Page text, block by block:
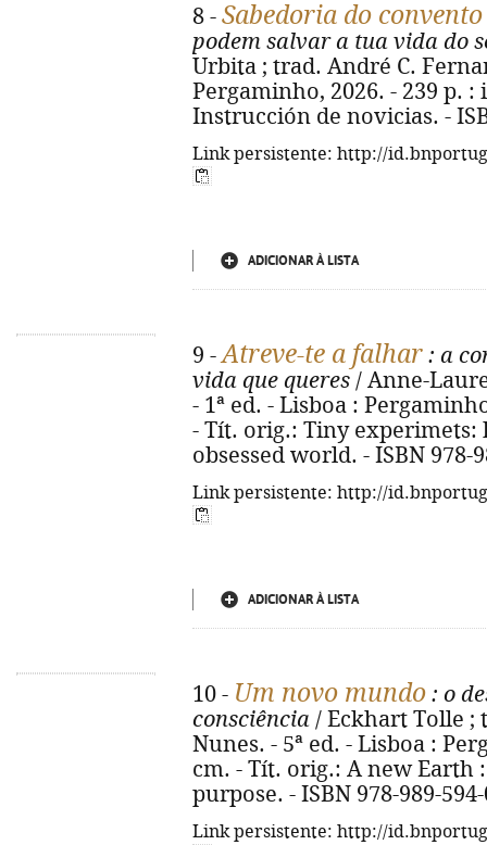
8 - Sabedoria do convento
podem salvar a tua vida do
Urbita ; trad. André C.
Pergaminho, 2026. - 239 p.
Instrucción de novicias. -
Link persistente: http://
ADICIONAR À LISTA
9 -Atreve-te a falhar : a
vida que queres / Anne-
- 1ª ed. - Lisboa :
- Tít. orig.: Tiny
obsessed world. - ISBN 978-
Link persistente: http://
ADICIONAR À LISTA
10 - Um novo mundo : o
consciência / Eckhart Tolle ;
Nunes. - 5ª ed. - Lisboa :
cm. - Tít. orig.: A new Earth
purpose. - ISBN 978-989-
Link persistente: http://